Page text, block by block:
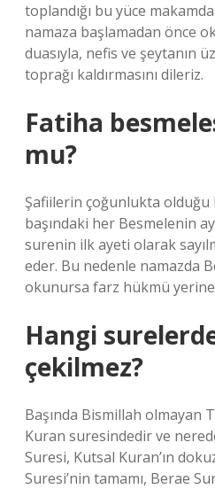
toplandığı bu yüce
namaza başlamadan önce
duasıyla, nefis ve şeytanın
toprağı kaldırmasını dileriz.
Fatiha
mu?
Şafiilerin çoğunlukta olduğu
başındaki her Besmelenin
surenin ilk ayeti olarak
eder. Bu nedenle namazda
okunursa farz hükmü
Hangi
çekilmez?
Başında Bismillah olmayan
Kuran suresindedir ve
Suresi, Kutsal Kuran’ın
Suresi’nin tamamı, Berae